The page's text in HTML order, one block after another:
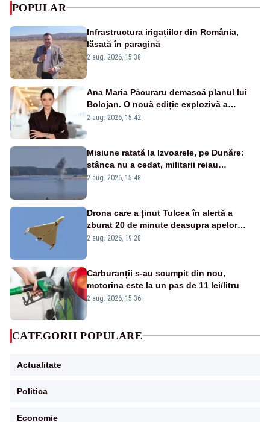
POPULAR
Infrastructura irigațiilor din România,
lăsată în paragină
2 aug. 2026, 15:38
Ana Maria Păcuraru demască planul lui
Bolojan. O nouă ediție explozivă a
emisiunii „Miza Zilei” la Realitatea PLUS
2 aug. 2026, 15:42
Misiune ratată la Izvoarele, pe Dunăre:
stânca nu a cedat, militarii reiau
detonările luni – VIDEO
2 aug. 2026, 15:48
Drona care a ținut Tulcea în alertă a
zburat 20 de minute deasupra apelor
României. Au fost ridicate două F-16
2 aug. 2026, 19:28
Carburanții s-au scumpit din nou,
motorina este la un pas de 11 lei/litru
2 aug. 2026, 15:36
CATEGORII POPULARE
Actualitate
Politica
Economie